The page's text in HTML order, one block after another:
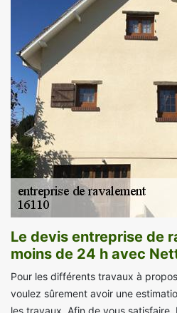
Le devis entreprise de
moins de 24 h avec
Pour les différents travaux à
voulez sûrement avoir une